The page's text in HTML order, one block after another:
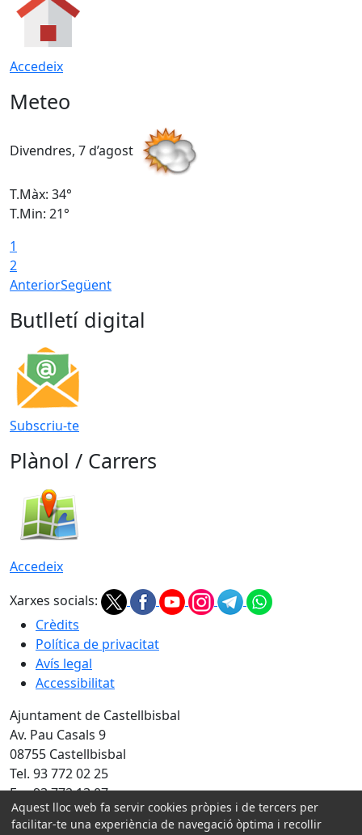
Accedeix
Meteo
Divendres, 7 d’agost
T.Màx: 34°
T.Min: 21°
1
2
AnteriorSegüent
Butlletí digital
Subscriu-te
Plànol / Carrers
Accedeix
Xarxes socials:
Crèdits
Política de privacitat
Avís legal
Accessibilitat
Ajuntament de Castellbisbal
Av. Pau Casals 9
08755 Castellbisbal
Tel. 93 772 02 25
Fax 93 772 13 07
Amb la col·laboració de:
Aquest lloc web fa servir cookies pròpies i de tercers per
facilitar-te una experiència de navegació òptima i recollir